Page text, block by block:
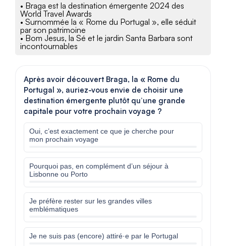
• Braga est la destination émergente 2024 des
World Travel Awards
• Surnommée la « Rome du Portugal », elle séduit
par son patrimoine
• Bom Jesus, la Sé et le jardin Santa Barbara sont
incontournables
Après avoir découvert Braga, la « Rome du
Portugal », auriez-vous envie de choisir une
destination émergente plutôt qu’une grande
capitale pour votre prochain voyage ?
Oui, c’est exactement ce que je cherche pour
mon prochain voyage
Pourquoi pas, en complément d’un séjour à
Lisbonne ou Porto
Je préfère rester sur les grandes villes
emblématiques
Je ne suis pas (encore) attiré·e par le Portugal